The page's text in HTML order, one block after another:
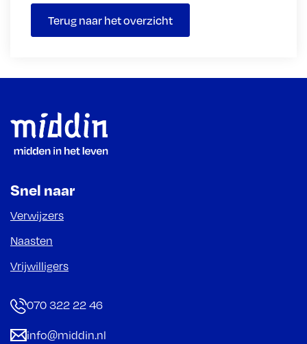
Terug naar het overzicht
Footer
Snel naar
Verwijzers
Naasten
Vrijwilligers
070 322 22 46
info@middin.nl